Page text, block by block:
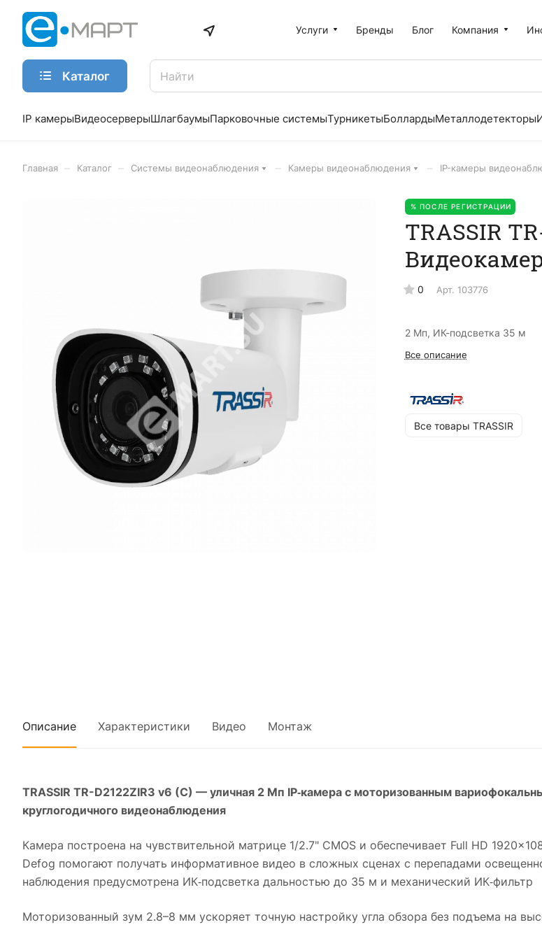
Услуги Бренды Блог Компания
Каталог
IP камерыВидеосерверыШлагбаумыПарковочные системыТурникетыБоллардыМеталлодетекторы
Главная Каталог Системы видеонаблюдения Камеры видеонаблюдения IP-камеры
% ПОСЛЕ РЕГИСТРАЦИИ
TRASSIR
0 Арт. 103776
2 Мп, ИК-подсветка 35 м
Все описание
Все товары TRASSIR
Описание Характеристики Видео Монтаж
TRASSIR TR-D2122ZIR3 v6 (C) — уличная 2 Мп IP‑камера с моторизованным
круглогодичного видеонаблюдения
Камера построена на чувствительной матрице 1/2.7" CMOS и обеспечивает Full HD
Defog помогают получать информативное видео в сложных сценах с перепадами
наблюдения предусмотрена ИК‑подсветка дальностью до 35 м и механический ИК‑фильтр
Моторизованный зум 2.8–8 мм ускоряет точную настройку угла обзора без подъема на